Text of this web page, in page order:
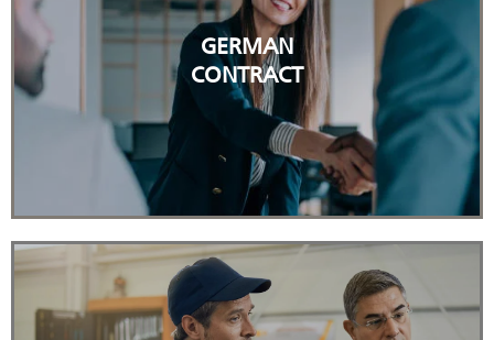
GERMAN
CONTRACT
HEIZUNG MIETEN STATT KAUFEN
Mehr zum Thema